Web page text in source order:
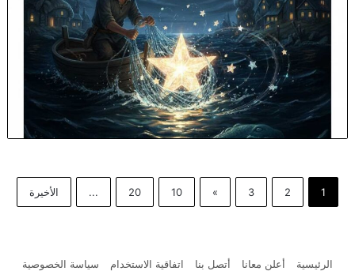
1
2
3
»
10
20
... الأخيرة
الرئيسية أعلن معانا أتصل بنا اتفاقية الاستخدام سياسة الخصوصية